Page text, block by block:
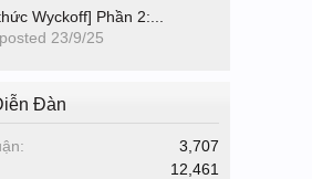
Wyckoff] Phần 2:...
posted 23/9/25
Đàn
3,707
12,461